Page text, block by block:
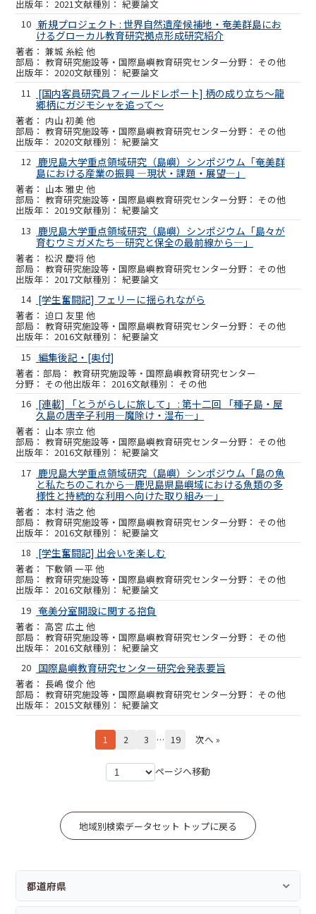
2021
紀要論文
10 新規プロジェクト : 世界自然遺産候補地・奄美群島にお
けるグローカル教育研究拠点形成研究紹介
兼城 糸絵 他
教育研究施設等・国際島嶼教育研究センター その他
2020
紀要論文
11
[国内客員研究員フィールドレポート] 柄の成り立ち～龍
郷柄にガジモシャを追って～
内山 初美 他
教育研究施設等・国際島嶼教育研究センター その他
2020
紀要論文
12 鹿児島大学重点領域研究（島嶼）シンポジウム「奄美群
島における産業の振興 ―現状・課題・展望―」
山本 雅史 他
教育研究施設等・国際島嶼教育研究センター その他
2019
紀要論文
13
鹿児島大学重点領域研究（島嶼）シンポジウム「島々が
育むウミガメたち―研究と保全の最前線から―」
松沢 慶将 他
教育研究施設等・国際島嶼教育研究センター その他
2017
紀要論文
14 [学生奮闘記] フェリーに揺られながら
迫口 友里 他
教育研究施設等・国際島嶼教育研究センター その他
2016
紀要論文
15 編集後記・[奥付]
教育研究施設等・国際島嶼教育研究センター
その他 2016
その他
16 [連載] 「とうがらしに旅して」 : 第十二回 「種子島・屋
久島の唐辛子利用―魔除け・湿布―」
山本 宗立 他
教育研究施設等・国際島嶼教育研究センター その他
2016
紀要論文
17 鹿児島大学重点領域研究（島嶼）シンポジウム「島の魚
と私たちのこれから―鹿児島県島嶼域における魚類の多
様性と持続的な利用へ向けた取り組み―」
本村 浩之 他
教育研究施設等・国際島嶼教育研究センター その他
2016
紀要論文
18
[学生奮闘記] 出会いを楽しむ
下敷領 一平 他
教育研究施設等・国際島嶼教育研究センター その他
2016
紀要論文
19 奄美分室開設に関する抱負
高宮 広土 他
教育研究施設等・国際島嶼教育研究センター その他
2016
紀要論文
20 国際島嶼教育研究センター研究会発表要旨
長嶋 俊介 他
教育研究施設等・国際島嶼教育研究センター その他
2015 紀要論文
1 2 3 … 19 次へ »
ページへ移動
地域別検索データセット トップに戻る
都道府県